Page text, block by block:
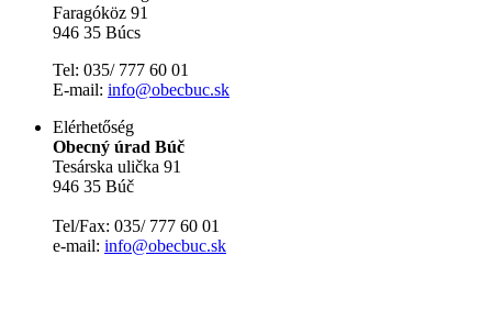
Faragóköz 91
946 35 Búcs
Tel: 035/ 777 60 01
E-mail: info@obecbuc.sk
Elérhetőség
Obecný úrad Búč
Tesárska ulička 91
946 35 Búč
Tel/Fax: 035/ 777 60 01
e-mail: info@obecbuc.sk